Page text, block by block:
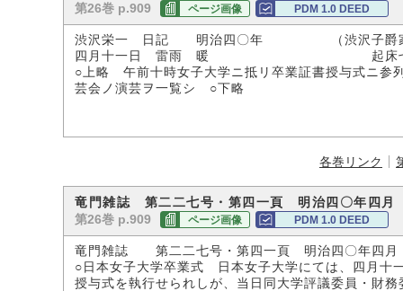
第26巻 p.909
ページ画像 PDM 1.0 DEED
渋沢栄一 日記 明治四〇年 （渋沢子爵家
四月十一日 雷雨 暖 起床七時三
○上略 午前十時女子大学ニ抵リ卒業証書授与式ニ参
芸会ノ演芸ヲ一覧シ ○下略
各巻リンク
竜門雑誌 第二二七号・第四一頁 明治四〇年四月
第26巻 p.909 ページ画像 PDM 1.0 DEED
竜門雑誌 第二二七号・第四一頁 明治四〇年四月
○日本女子大学卒業式 日本女子大学にては、四月十
授与式を執行せられしが、当日同大学評議委員・財